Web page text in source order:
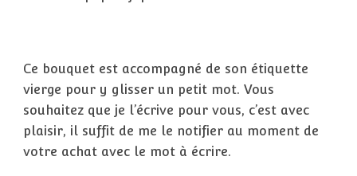
Ce bouquet est accompagné de son étiquette
vierge pour y glisser un petit mot. Vous
souhaitez que je l’écrive pour vous, c’est avec
plaisir, il suffit de me le notifier au moment de
votre achat avec le mot à écrire.